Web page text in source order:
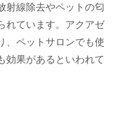
射線除去やペットの匂
れています。アクアゼ
、ペットサロンでも使
効果があるといわれて